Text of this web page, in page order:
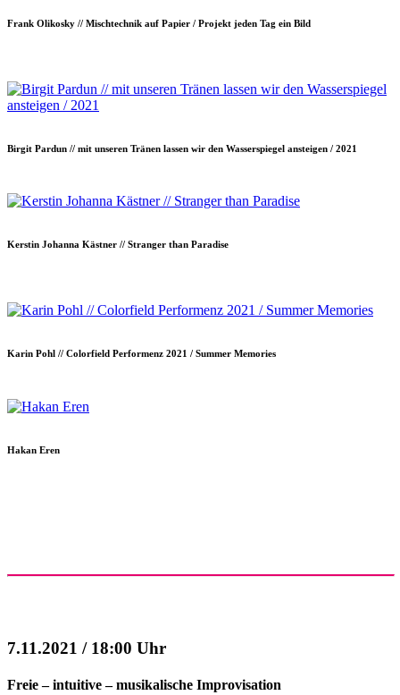
Frank Olikosky // Mischtechnik auf Papier / Projekt jeden Tag ein Bild
Birgit Pardun // mit unseren Tränen lassen wir den Wasserspiegel ansteigen / 2021
Kerstin Johanna Kästner // Stranger than Paradise
Karin Pohl // Colorfield Performenz 2021 / Summer Memories
Hakan Eren
7.11.2021 / 18:00 Uhr
Freie – intuitive – musikalische Improvisation